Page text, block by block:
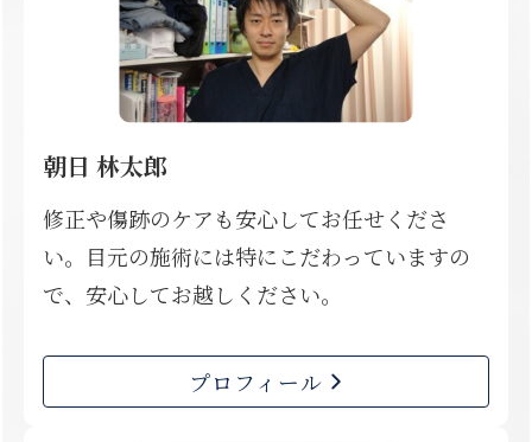
朝日 林太郎
修正や傷跡のケアも安心してお任せくださ
い。目元の施術には特にこだわっていますの
で、安心してお越しください。
プロフィール